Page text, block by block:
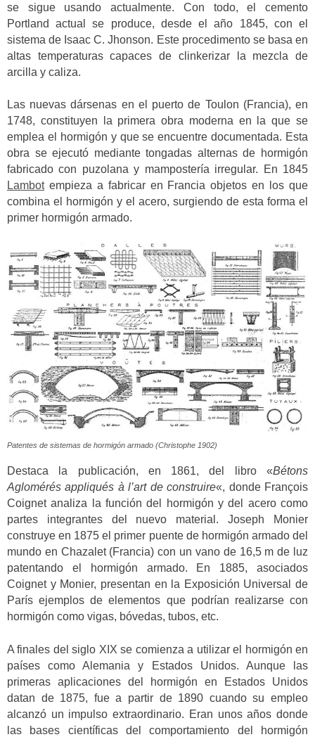
se sigue usando actualmente. Con todo, el cemento
Portland actual se produce, desde el año 1845, con el
sistema de Isaac C. Jhonson. Este procedimento se basa en
altas temperaturas capaces de clinkerizar la mezcla de
arcilla y caliza.
Las nuevas dársenas en el puerto de Toulon (Francia), en
1748, constituyen la primera obra moderna en la que se
emplea el hormigón y que se encuentre documentada. Esta
obra se ejecutó mediante tongadas alternas de hormigón
fabricado con puzolana y mampostería irregular. En 1845
Lambotempieza a fabricar en Francia objetos en los que
combina el hormigón y el acero, surgiendo de esta forma el
primer hormigón armado.
Patentes de sistemas de hormigón armado (Christophe 1902)
Destaca la publicación, en 1861, del libro «Bétons
Aglomérés appliqués à l’art de construire«, donde François
Coignet analiza la función del hormigón y del acero como
partes integrantes del nuevo material. Joseph Monier
construye en 1875 el primer puente de hormigón armado del
mundo en Chazalet (Francia) con un vano de 16,5 m de luz
patentando el hormigón armado. En 1885, asociados
Coignet y Monier, presentan en la Exposición Universal de
París ejemplos de elementos que podrían realizarse con
hormigón como vigas, bóvedas, tubos, etc.
A finales del siglo XIX se comienza a utilizar el hormigón en
países como Alemania y Estados Unidos. Aunque las
primeras aplicaciones del hormigón en Estados Unidos
datan de 1875, fue a partir de 1890 cuando su empleo
alcanzó un impulso extraordinario. Eran unos años donde
las bases científicas del comportamiento del hormigón